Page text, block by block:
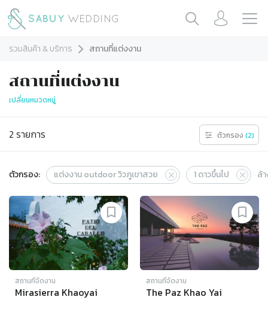
รวมสินค้า & บริการ สถานที่แต่งงาน
สถานที่แต่งงาน
เปลี่ยนหมวดหมู่
2 รายการ ตัวกรอง (2)
ตัวกรอง: แต่งงาน outdoor วิวภูเขาสวย 1ดาวขึ้นไป ล้
สถานที่จัดงาน
Mirasierra Khaoyai
สถานที่จัดงาน
The Paz Khao Yai